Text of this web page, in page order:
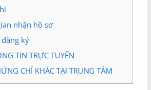
nhận hồ sơ
ký
TIN TRỰC TUYẾN
CHỈ KHÁC TẠI TRUNG TÂM